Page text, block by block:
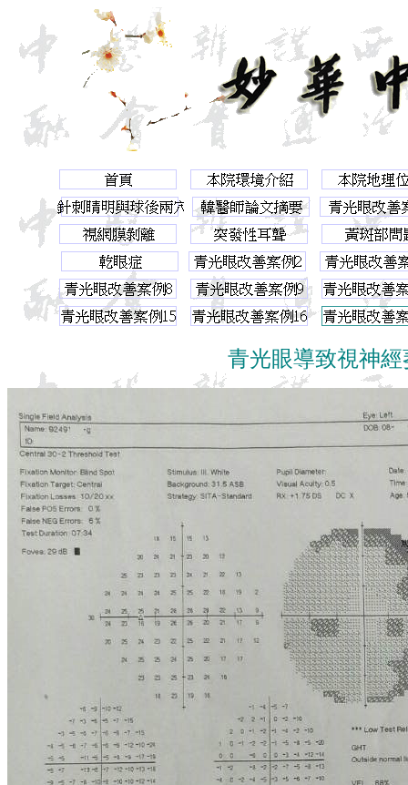
青光眼導致視神